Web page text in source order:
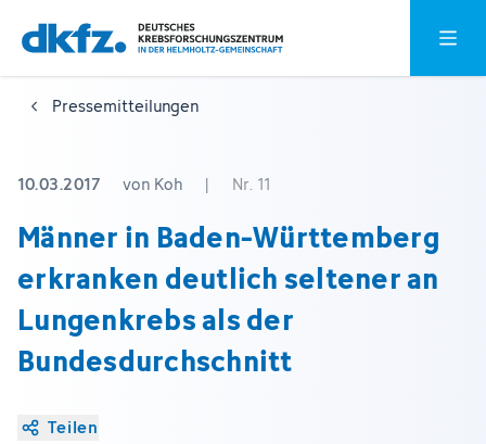
Zum
Hauptinhalt
springen
Zur
Fußzeile
springen
Pressemitteilungen
10.03.2017 von Koh | Nr. 11
Männer in Baden-Württemberg
erkranken deutlich seltener an
Lungenkrebs als der
Bundesdurchschnitt
Teilen